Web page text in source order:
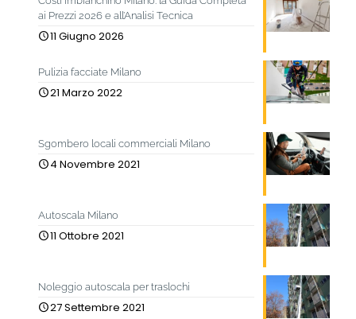
ai Prezzi 2026 e all’Analisi Tecnica
11 Giugno 2026
Pulizia facciate Milano
21 Marzo 2022
Sgombero locali commerciali Milano
4 Novembre 2021
Autoscala Milano
11 Ottobre 2021
Noleggio autoscala per traslochi
27 Settembre 2021